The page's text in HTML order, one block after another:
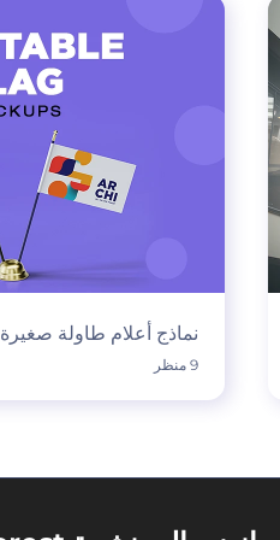
نماذج أعلام طاولة صغيرة
9 منظر